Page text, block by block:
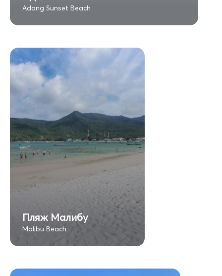
Adang Sunset Beach
Пляж Малибу
Malibu Beach